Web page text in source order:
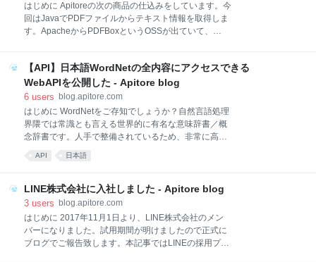
ためのソフトウェア群で、LINE Clovaのほぼ全ての機
械学習モジュールをRekcurdで運用しています。あと
趣味でいくつかの場所で登壇しました。下に資料を貼
いますが、「誰でも簡単
はじめに Apitoreの次の商品の仕込みをしています。今
回はJavaでPDFファイルからテキスト情報を取得しま
す。ApacheからPDFBoxというOSSが出ていて、
リを取得します。pdfbox-toolsはpdfboxでよく使うケ
ースをパッケージ化したものです。bcprov-jdk15onは
pdfboxで古いPDFファイルを入力したときにエラーが
出たので追加しました。 <dependency>
<groupId>org.apache.pdfbox</groupId>
<artifactId>pdfbox</artifactId>
<dependency> <groupId>org.apache.p
【API】日本語WordNetの全内容にアクセスできる
WebAPIを公開した - Apitore blog
6 users blog.apitore.com
はじめに WordNetをご存知でしょうか？自然言語処理
界隈では常識とも言える世界的に有名な意味辞書／概
念辞書です。人手で整備されているため、非常に高品
質です。最後の更新が2010年（？）なのでそこが残念
ですが、まだまだ使えます。今回のWebAPIは、開発
WebAPIにしました。 API 概念辞書 ～WordNetが簡単
に使える～ 概念辞書 ～WordNet 完全版～ サンプルコ
ード Java 解説 WordNetの公式ページはこちらです。
商用利用可能です。 日本語ワードネットに収録された
synset数や単語数、語義数は次のとおりです。名詞、
API 日本語
LINE株式会社に入社しました - Apitore blog
3 users blog.apitore.com
はじめに 2017年11月1日より、LINE株式会社のメン
バーになりました。試用期間が明けましたので正式に
ブログでご報告致します。本記事ではLINEの採用プロ